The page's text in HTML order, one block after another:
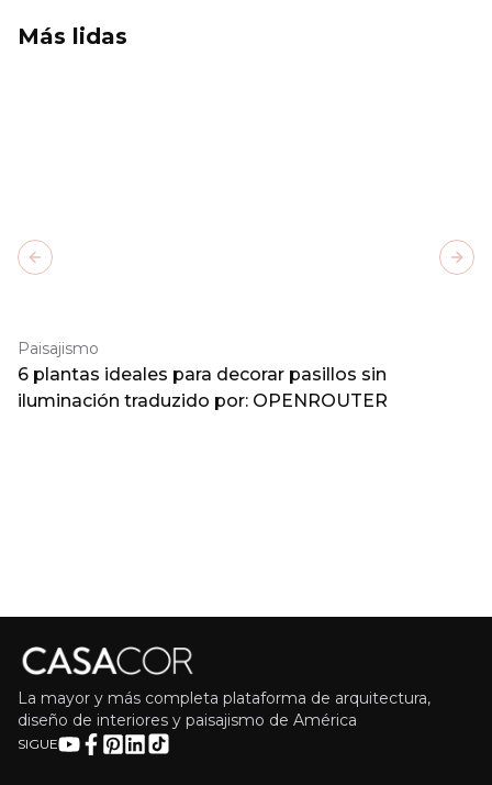
Más lidas
Paisajismo
6 plantas ideales para decorar pasillos sin
iluminación traduzido por: OPENROUTER
Previous slide
La mayor y más completa plataforma de arquitectura,
diseño de interiores y paisajismo de América
SIGUE